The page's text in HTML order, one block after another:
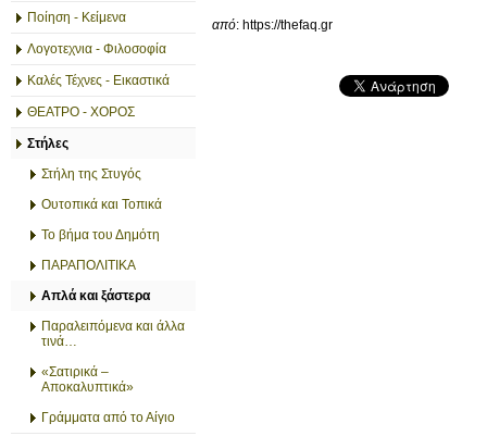
Ποίηση - Κείμενα
Λογοτεχνια - Φιλοσοφία
Καλές Τέχνες - Εικαστικά
ΘΕΑΤΡΟ - ΧΟΡΟΣ
Στήλες
Στήλη της Στυγός
Ουτοπικά και Τοπικά
Το βήμα του Δημότη
ΠΑΡΑΠΟΛΙΤΙΚΑ
Απλά και ξάστερα
Παραλειπόμενα και άλλα
τινά…
«Σατιρικά –
Αποκαλυπτικά»
Γράμματα από το Αίγιο
από: https://thefaq.gr